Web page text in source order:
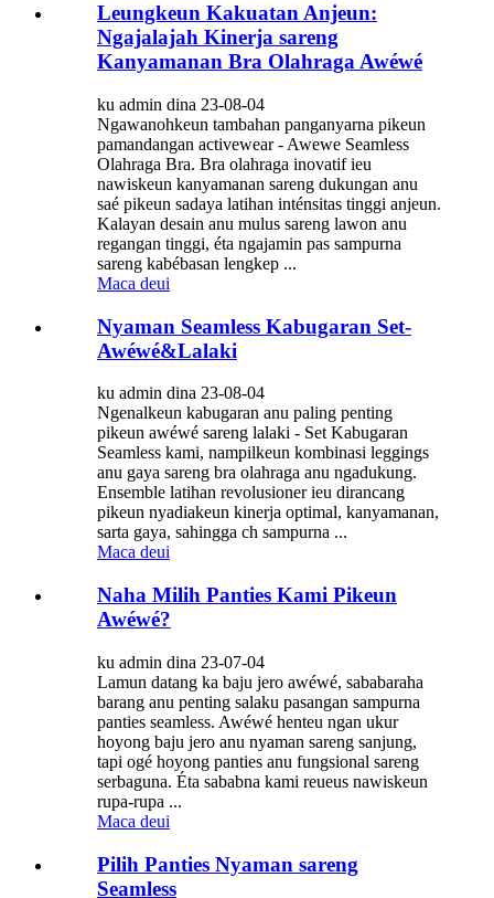
Leungkeun Kakuatan Anjeun:
Ngajalajah Kinerja sareng
Kanyamanan Bra Olahraga Awéwé
ku admin dina 23-08-04
Ngawanohkeun tambahan panganyarna pikeun
pamandangan activewear - Awewe Seamless
Olahraga Bra. Bra olahraga inovatif ieu
nawiskeun kanyamanan sareng dukungan anu
saé pikeun sadaya latihan inténsitas tinggi anjeun.
Kalayan desain anu mulus sareng lawon anu
regangan tinggi, éta ngajamin pas sampurna
sareng kabébasan lengkep ...
Maca deui
Nyaman Seamless Kabugaran Set-
Awéwé&Lalaki
ku admin dina 23-08-04
Ngenalkeun kabugaran anu paling penting
pikeun awéwé sareng lalaki - Set Kabugaran
Seamless kami, nampilkeun kombinasi leggings
anu gaya sareng bra olahraga anu ngadukung.
Ensemble latihan revolusioner ieu dirancang
pikeun nyadiakeun kinerja optimal, kanyamanan,
sarta gaya, sahingga ch sampurna ...
Maca deui
Naha Milih Panties Kami Pikeun
Awéwé?
ku admin dina 23-07-04
Lamun datang ka baju jero awéwé, sababaraha
barang anu penting salaku pasangan sampurna
panties seamless. Awéwé henteu ngan ukur
hoyong baju jero anu nyaman sareng sanjung,
tapi ogé hoyong panties anu fungsional sareng
serbaguna. Éta sababna kami reueus nawiskeun
rupa-rupa ...
Maca deui
Pilih Panties Nyaman sareng
Seamless